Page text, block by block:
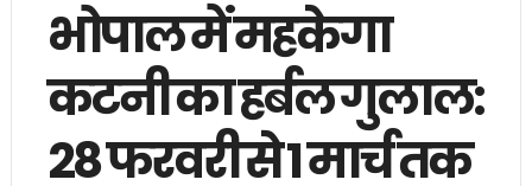
भोपाल में महकेगा
कटनी का हर्बल गुलाल:
28 फरवरी से 1 मार्च तक